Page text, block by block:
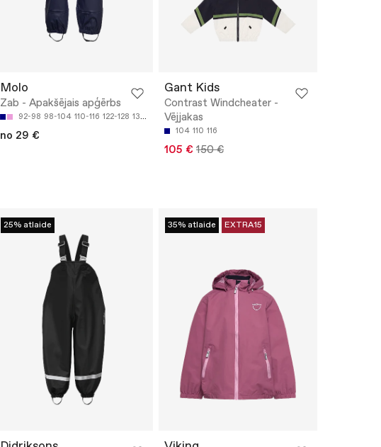
Molo
Zab - Apakšējais apģērbs
92-98 98-104 110-116 122-128 134-140
no 29 €
Gant Kids
Contrast Windcheater -
Vējjakas
104 110 116
105 € 150 €
25% atlaide 35% atlaide EXTRA15